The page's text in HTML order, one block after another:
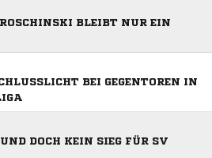
BLEIBT NUR EIN
BEI GEGENTOREN IN
DOCH KEIN SIEG FÜR SV